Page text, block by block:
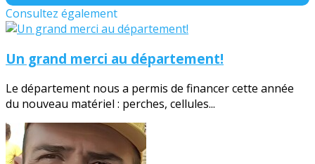
Consultez également
Un grand merci au département!
Le département nous a permis de financer cette année
du nouveau matériel : perches, cellules...